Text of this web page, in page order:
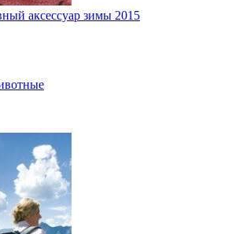
аксессуар зимы 2015